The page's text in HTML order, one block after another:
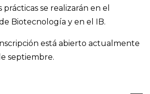
prácticas se realizarán en el
Biotecnología y en el IB.
está abierto actualmente
septiembre.